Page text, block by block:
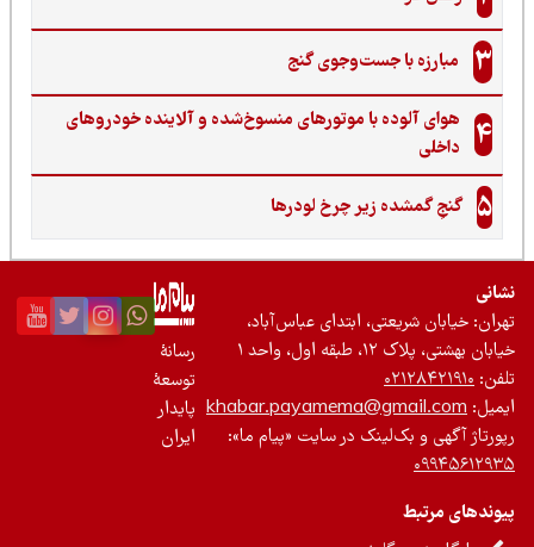
مبارزه با جست‌وجوی گنج‌
هوای آلوده با موتورهای منسوخ‌شده و آلاینده خودروهای
داخلی
گنجِ گمشده زیر چرخ لودرها
خیابان شریعتی، ابتدای عباس‌آباد،
بهشتی، پلاک ۱۲، طبقه اول، واحد ۱
۰۲۱۲۸۴۲۱۹۱۰
khabar.payamema@gmail.com
آگهی و بک‌لینک در سایت «پیام ما»:
مرتبط
توسعۀ
پایدار
ایران